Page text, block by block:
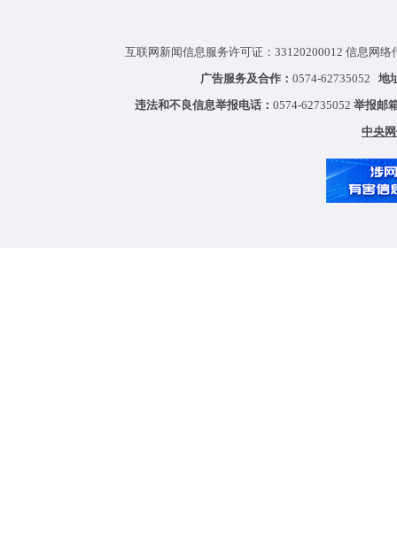
互联网新闻信息服务许可证：33120200012 信息网
广告服务及合作： 0574-62735052 地
违法和不良信息举报电话： 0574-62735052 举报邮
中央